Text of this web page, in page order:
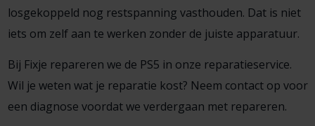
losgekoppeld nog restspanning vasthouden. Dat is niet
iets om zelf aan te werken zonder de juiste apparatuur.
Bij Fixje repareren we de PS5 in onze reparatieservice.
Wil je weten wat je reparatie kost? Neem contact op voor
een diagnose voordat we verdergaan met repareren.